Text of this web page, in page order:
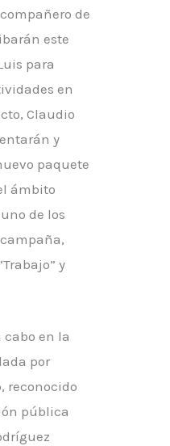
de
este
para
en
Claudio
y
paquete
ámbito
de los
y
en la
por
reconocido
pública